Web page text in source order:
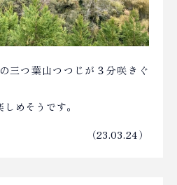
三つ葉山つつじが３分咲きぐ
めそうです。
（23.03.24）